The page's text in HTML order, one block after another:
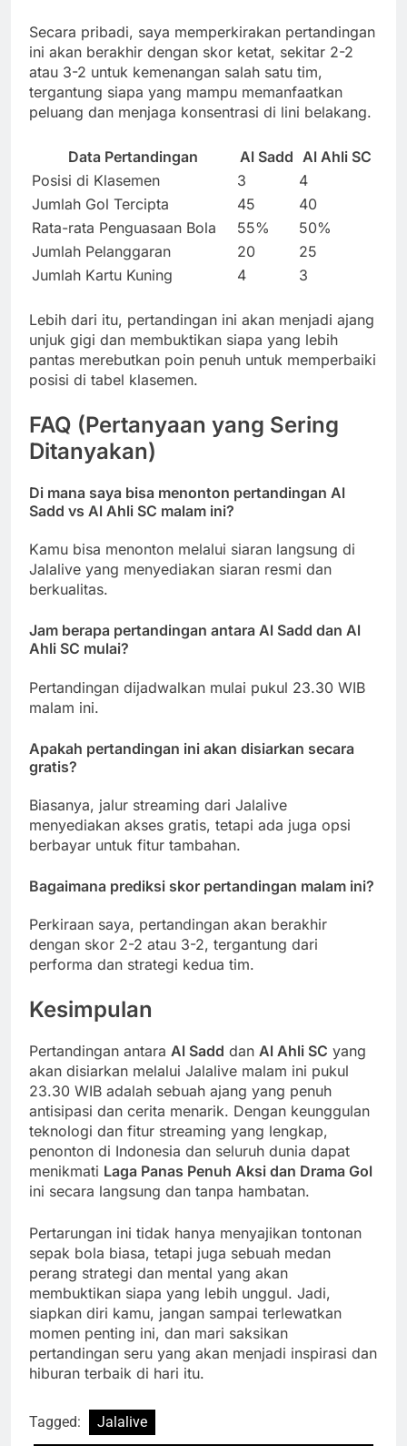
Secara pribadi, saya memperkirakan pertandingan
ini akan berakhir dengan skor ketat, sekitar 2-2
atau 3-2 untuk kemenangan salah satu tim,
tergantung siapa yang mampu memanfaatkan
peluang dan menjaga konsentrasi di lini belakang.
Data Pertandingan Al Sadd Al Ahli SC
Posisi di Klasemen
3
4
Jumlah Gol Tercipta
45
40
Rata-rata Penguasaan Bola
55%
50%
Jumlah Pelanggaran
20
25
Jumlah Kartu Kuning
4 3
Lebih dari itu, pertandingan ini akan menjadi ajang
unjuk gigi dan membuktikan siapa yang lebih
pantas merebutkan poin penuh untuk memperbaiki
posisi di tabel klasemen.
FAQ (Pertanyaan yang Sering
Ditanyakan)
Di mana saya bisa menonton pertandingan Al
Sadd vs Al Ahli SC malam ini?
Kamu bisa menonton melalui siaran langsung di
Jalalive yang menyediakan siaran resmi dan
berkualitas.
Jam berapa pertandingan antara Al Sadd dan Al
Ahli SC mulai?
Pertandingan dijadwalkan mulai pukul 23.30 WIB
malam ini.
Apakah pertandingan ini akan disiarkan secara
gratis?
Biasanya, jalur streaming dari Jalalive
menyediakan akses gratis, tetapi ada juga opsi
berbayar untuk fitur tambahan.
Bagaimana prediksi skor pertandingan malam ini?
Perkiraan saya, pertandingan akan berakhir
dengan skor 2-2 atau 3-2, tergantung dari
performa dan strategi kedua tim.
Kesimpulan
Pertandingan antara Al Sadd dan Al Ahli SC yang
akan disiarkan melalui Jalalive malam ini pukul
23.30 WIB adalah sebuah ajang yang penuh
antisipasi dan cerita menarik. Dengan keunggulan
teknologi dan fitur streaming yang lengkap,
penonton di Indonesia dan seluruh dunia dapat
menikmati Laga Panas Penuh Aksi dan Drama Gol
ini secara langsung dan tanpa hambatan.
Pertarungan ini tidak hanya menyajikan tontonan
sepak bola biasa, tetapi juga sebuah medan
perang strategi dan mental yang akan
membuktikan siapa yang lebih unggul. Jadi,
siapkan diri kamu, jangan sampai terlewatkan
momen penting ini, dan mari saksikan
pertandingan seru yang akan menjadi inspirasi dan
hiburan terbaik di hari itu.
Tagged: Jalalive